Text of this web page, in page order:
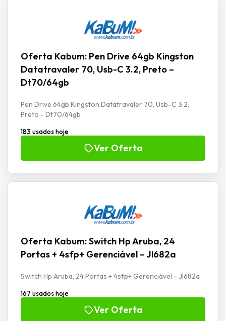
Oferta Kabum: Pen Drive 64gb Kingston
Datatravaler 70, Usb-C 3.2, Preto –
Dt70/64gb
Pen Drive 64gb Kingston Datatravaler 70, Usb-C 3.2,
Preto - Dt70/64gb
183 usados hoje
Ver Oferta
Oferta Kabum: Switch Hp Aruba, 24
Portas + 4sfp+ Gerenciável – Jl682a
Switch Hp Aruba, 24 Portas + 4sfp+ Gerenciável - Jl682a
167 usados hoje
Ver Oferta